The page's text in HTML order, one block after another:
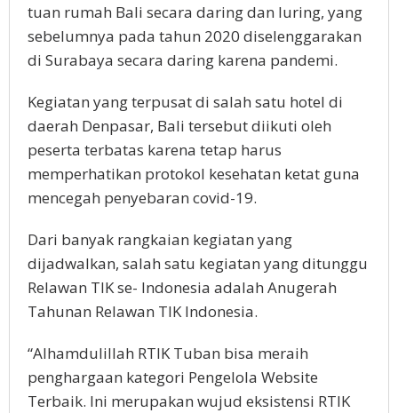
tuan rumah Bali secara daring dan luring, yang
sebelumnya pada tahun 2020 diselenggarakan
di Surabaya secara daring karena pandemi.
Kegiatan yang terpusat di salah satu hotel di
daerah Denpasar, Bali tersebut diikuti oleh
peserta terbatas karena tetap harus
memperhatikan protokol kesehatan ketat guna
mencegah penyebaran covid-19.
Dari banyak rangkaian kegiatan yang
dijadwalkan, salah satu kegiatan yang ditunggu
Relawan TIK se- Indonesia adalah Anugerah
Tahunan Relawan TIK Indonesia.
“Alhamdulillah RTIK Tuban bisa meraih
penghargaan kategori Pengelola Website
Terbaik. Ini merupakan wujud eksistensi RTIK